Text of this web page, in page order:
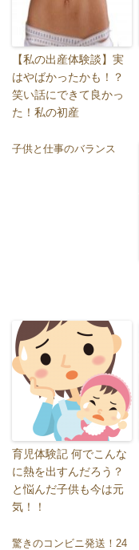
【私の出産体験談】実
はやばかったかも！？
笑い話にできて良かっ
た！私の初産
子供と仕事のバランス
育児体験記 何でこんな
に熱を出すんだろう？
と悩んだ子供も今は元
気！！
驚きのコンビニ発送！24